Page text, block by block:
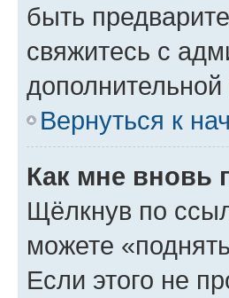
быть
свяжитесь с
Вернуться к
Как мне вновь
Щёлкнув по
можете
Если этого не